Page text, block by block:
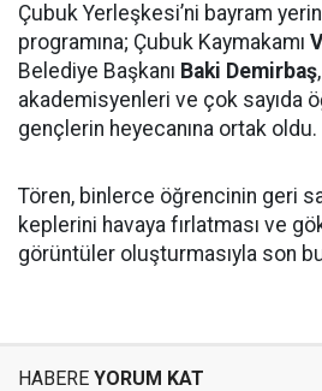
Çubuk Yerleşkesi’ni bayram
programına; Çubuk Kaymakamı
Belediye Başkanı Baki Demirbaş
akademisyenleri ve çok sayıda
gençlerin heyecanına ortak oldu.
Tören, binlerce öğrencinin geri
keplerini havaya fırlatması ve
görüntüler oluşturmasıyla son
HABERE YORUM KAT